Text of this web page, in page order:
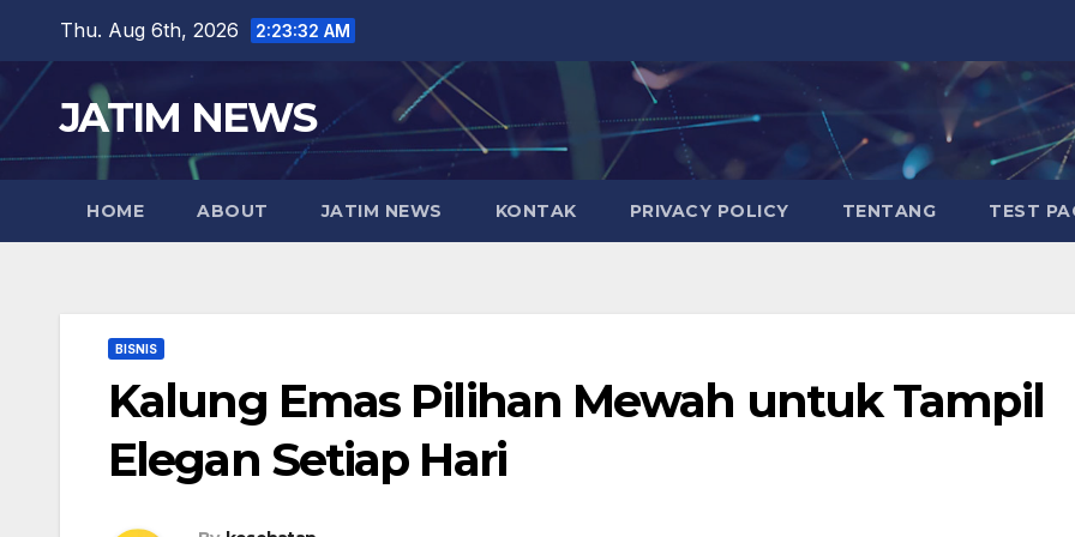
content
Thu. Aug 6th, 2026 2:23:33 AM
JATIM NEWS
HOME ABOUT JATIM NEWS KONTAK PRIVACY POLICY TENTANG TEST
BISNIS
Kalung Emas Pilihan Mewah untuk Tampil
Elegan Setiap Hari